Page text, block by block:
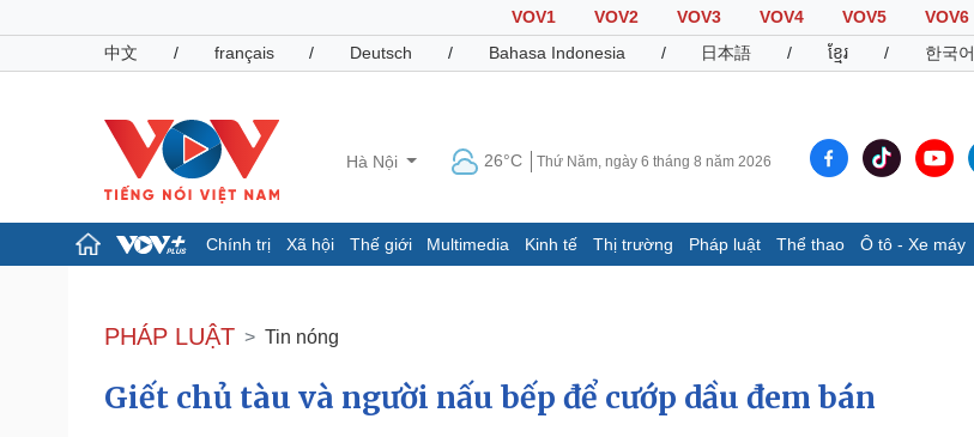
VOV1 VOV2 VOV3 VOV4 VOV5 VOV6
中文
/ français / Deutsch / Bahasa Indonesia / 日本語 / ខ្មែរ / 한국어
Hà Nội 26°C Thứ Năm, ngày 6 tháng 8 năm 2026
Chính trị Xã hội Thế giới Multimedia Kinh tế Thị trường Pháp luật Thể thao Ô tô - Xe máy
Đảng
Tổ chức nhân sự
Quốc hội
Nhận diện sự thật
Dấu ấn VOV
Hồ sơ
Infographic
PHÁP LUẬT Tin nóng
Giết chủ tàu và người nấu bếp để cướp dầu đem bán